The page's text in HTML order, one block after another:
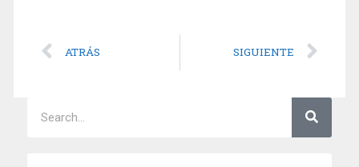
ATRÁS SIGUIENTE